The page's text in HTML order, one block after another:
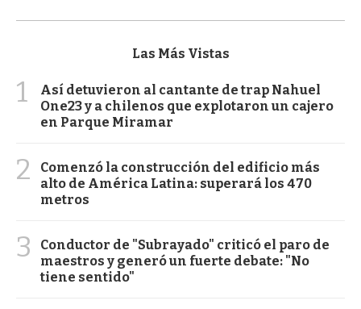
Las Más Vistas
1
Así detuvieron al cantante de trap Nahuel
One23 y a chilenos que explotaron un cajero
en Parque Miramar
2
Comenzó la construcción del edificio más
alto de América Latina: superará los 470
metros
3
Conductor de "Subrayado" criticó el paro de
maestros y generó un fuerte debate: "No
tiene sentido"